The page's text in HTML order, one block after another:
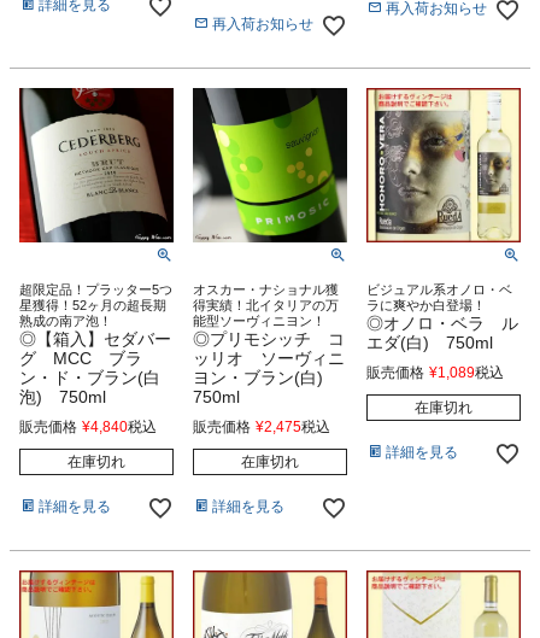
詳細を見る
再入荷お知らせ
再入荷お知らせ
超限定品！プラッター5つ
星獲得！52ヶ月の超長期
熟成の南ア泡！
◎【箱入】セダバー
グ MCC ブラ
ン・ド・ブラン(白
泡) 750ml
販売価格 ¥4,840税込
在庫切れ
詳細を見る
オスカー・ナショナル獲
得実績！北イタリアの万
能型ソーヴィニヨン！
◎プリモシッチ コ
ッリオ ソーヴィニ
ヨン・ブラン(白)
750ml
販売価格 ¥2,475税込
在庫切れ
詳細を見る
ビジュアル系オノロ・ベ
ラに爽やか白登場！
◎オノロ・ベラ ル
エダ(白) 750ml
販売価格 ¥1,089税込
在庫切れ
詳細を見る